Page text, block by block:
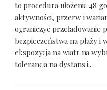
to procedura ułożenia 48
aktywności, przerw i
ograniczyć przeładowanie
bezpieczeństwa na plaży i
ekspozycja na wiatr na
tolerancja na dystans i...